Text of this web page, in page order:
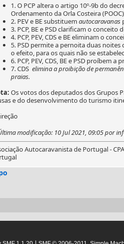
1. O PCP altera o artigo 10º-9b do
Ordenamento da Orla Costeira
2. PEV e BE substituem autocaravanas
3. PCP, BE e PSD clarificam o conceito
4. PCP, PEV, CDS e BE eliminam o
5. PSD permite a pernoita duas
o efeito, para os quais não se
6. PCP, PEV, CDS, BE e PSD proíbem a
7. CDS elimina a proibição de
praias.
Os votos dos deputados dos Grupos
e do desenvolvimento do turismo
modificação: 10 Jul 2021, 09:05 por
Autocaravanista de Portugal - CPA